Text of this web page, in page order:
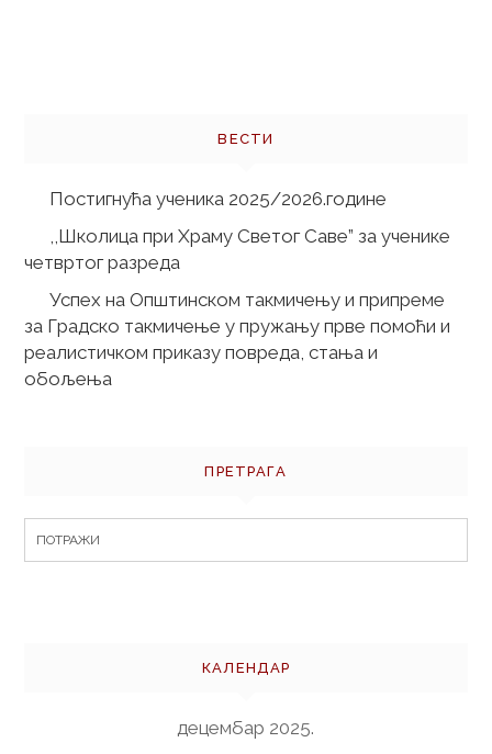
ВЕСТИ
Постигнућа ученика 2025/2026.године
,,Школица при Храму Светог Саве” за ученике
четвртог разреда
Успех на Општинском такмичењу и припреме
за Градско такмичење у пружању прве помоћи и
реалистичком приказу повреда, стања и
обољења
ПРЕТРАГА
for:
КАЛЕНДАР
децембар 2025.